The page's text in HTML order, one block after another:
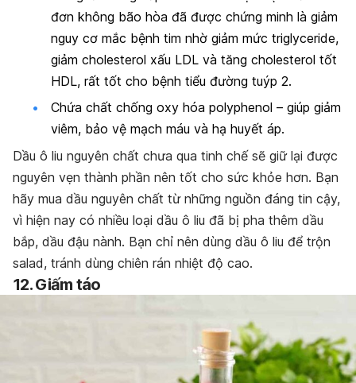
đơn không bão hòa đã được chứng minh là giảm
nguy cơ mắc bệnh tim nhờ giảm mức triglyceride,
giảm cholesterol xấu LDL và tăng cholesterol tốt
HDL, rất tốt cho bệnh tiểu đường tuýp 2.
Chứa chất chống oxy hóa polyphenol – giúp giảm
viêm, bảo vệ mạch máu và hạ huyết áp.
Dầu ô liu nguyên chất chưa qua tinh chế sẽ giữ lại được
nguyên vẹn thành phần nên tốt cho sức khỏe hơn. Bạn
hãy mua dầu nguyên chất từ những nguồn đáng tin cậy,
vì hiện nay có nhiều loại dầu ô liu đã bị pha thêm dầu
bắp, dầu đậu nành. Bạn chỉ nên dùng dầu ô liu để trộn
salad, tránh dùng chiên rán nhiệt độ cao.
12.Giấm táo